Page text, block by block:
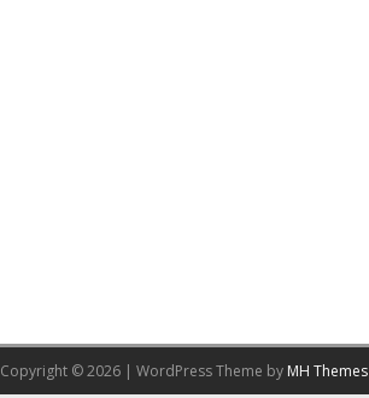
Copyright © 2026 | WordPress Theme by MH Themes